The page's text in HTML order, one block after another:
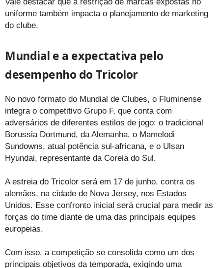
uniforme também impacta o planejamento de marketing
do clube.
Mundial e a expectativa pelo
desempenho do Tricolor
No novo formato do Mundial de Clubes, o Fluminense
integra o competitivo Grupo F, que conta com
adversários de diferentes estilos de jogo: o tradicional
Borussia Dortmund, da Alemanha, o Mamelodi
Sundowns, atual potência sul-africana, e o Ulsan
Hyundai, representante da Coreia do Sul.
A estreia do Tricolor será em 17 de junho, contra os
alemães, na cidade de Nova Jersey, nos Estados
Unidos. Esse confronto inicial será crucial para medir as
forças do time diante de uma das principais equipes
europeias.
Com isso, a competição se consolida como um dos
principais objetivos da temporada, exigindo uma